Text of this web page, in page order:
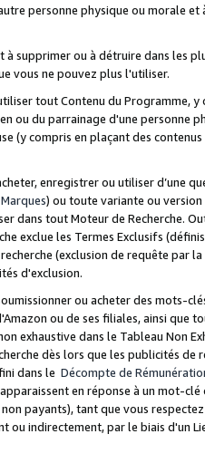
personne physique ou morale
à supprimer ou à détruire dans les
vous ne pouvez plus l'utiliser.
tout Contenu du Programme,
ou du parrainage d'une personne
(y compris en plaçant des
enregistrer ou utiliser d’une
) ou toute variante ou
dans tout Moteur de Recherche.
exclue les Termes Exclusifs
(exclusion de requête
d'exclusion.
ou acheter des mots-
ou de ses filiales, ainsi que
exhaustive dans le Tableau Non
dès lors que les publicités de
dans le Décompte de
en réponse à un mot-
payants), tant que vous
ou indirectement, par le biais d'un